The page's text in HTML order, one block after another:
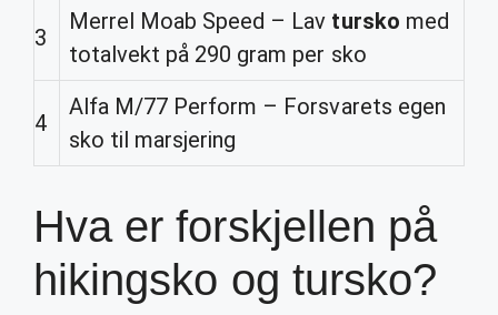
3
Merrel Moab Speed – Lav tursko med
totalvekt på 290 gram per sko
4
Alfa M/77 Perform – Forsvarets egen
sko til marsjering
Hva er forskjellen på
hikingsko og tursko?